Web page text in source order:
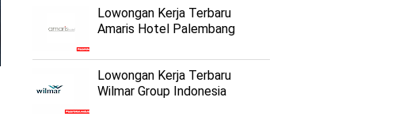
Lowongan Kerja Terbaru
Amaris Hotel Palembang
Lowongan Kerja Terbaru
Wilmar Group Indonesia